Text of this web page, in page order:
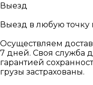
Выезд
Выезд в любую точку
Осуществляем
7 дней. Своя служба
гарантией
грузы застрахованы.